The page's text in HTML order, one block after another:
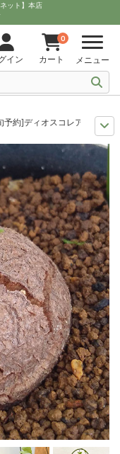
ネット】本店
イン
0
カート メニュー
予約]ディオスコレア（亀甲
[26年8月下旬予約]ディオス
年8月下旬予約]ディオスコ